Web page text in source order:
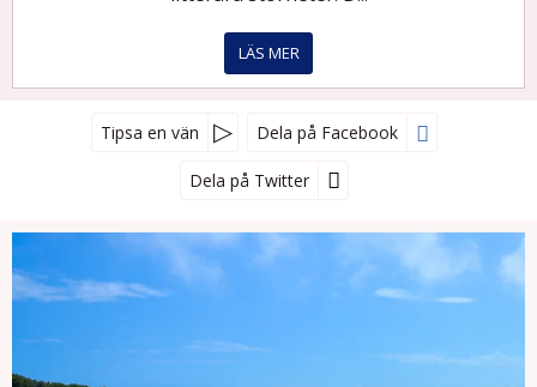
LÄS MER
Tipsa en vän Dela på Facebook
Dela på Twitter